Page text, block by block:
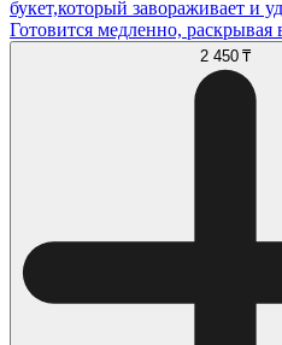
букет,который завораживает и
Готовится медленно, раскрывая
2 450 ₸